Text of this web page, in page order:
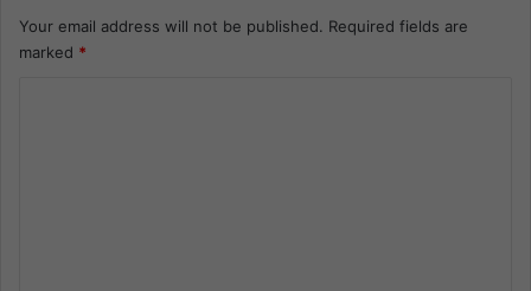
Your email address will not be published. Required fields are
marked *